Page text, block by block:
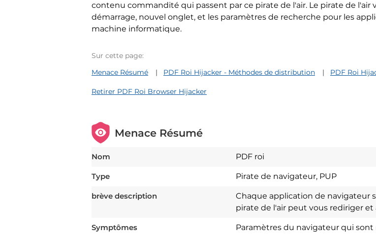
contenu commandité qui passent par ce pirate de l'air. Le pirate de l'air
démarrage, nouvel onglet, et les paramètres de recherche pour les
machine informatique.
Sur cette page:
Menace Résumé
PDF Roi Hijacker - Méthodes de distribution PDF Roi
Retirer PDF Roi Browser Hijacker
Menace Résumé
Nom PDF roi
Type Pirate de navigateur, PUP
brève description
Chaque application de navigateur
pirate de l'air peut vous rediriger
Symptômes
Paramètres du navigateur qui